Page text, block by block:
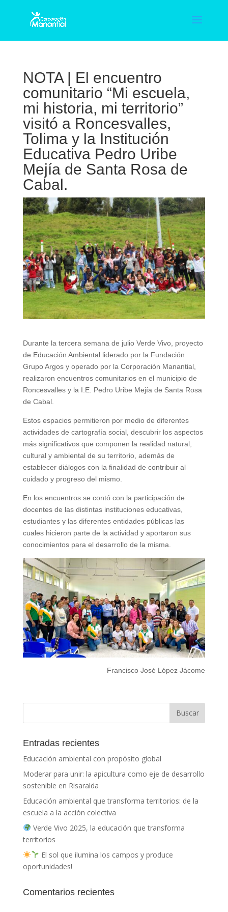
NOTA | El encuentro
comunitario “Mi escuela,
mi historia, mi territorio”
visitó a Roncesvalles,
Tolima y la Institución
Educativa Pedro Uribe
Mejía de Santa Rosa de
Cabal.
Durante la tercera semana de julio Verde Vivo, proyecto
de Educación Ambiental liderado por la Fundación
Grupo Argos y operado por la Corporación Manantial,
realizaron encuentros comunitarios en el municipio de
Roncesvalles y la I.E. Pedro Uribe Mejía de Santa Rosa
de Cabal.
Estos espacios permitieron por medio de diferentes
actividades de cartografía social, descubrir los aspectos
más significativos que componen la realidad natural,
cultural y ambiental de su territorio, además de
establecer diálogos con la finalidad de contribuir al
cuidado y progreso del mismo.
En los encuentros se contó con la participación de
docentes de las distintas instituciones educativas,
estudiantes y las diferentes entidades públicas las
cuales hicieron parte de la actividad y aportaron sus
conocimientos para el desarrollo de la misma.
Francisco José López Jácome
Entradas recientes
Educación ambiental con propósito global
Moderar para unir: la apicultura como eje de desarrollo
sostenible en Risaralda
Educación ambiental que transforma territorios: de la
escuela a la acción colectiva
Verde Vivo 2025, la educación que transforma
territorios
El sol que ilumina los campos y produce
oportunidades!
Comentarios recientes